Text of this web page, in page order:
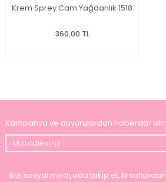
Krem Sprey Cam Yağdanlık 1518
360,00 TL
Kampanya ve duyurulardan haberdar
Bizi sosyal medyada takip et,